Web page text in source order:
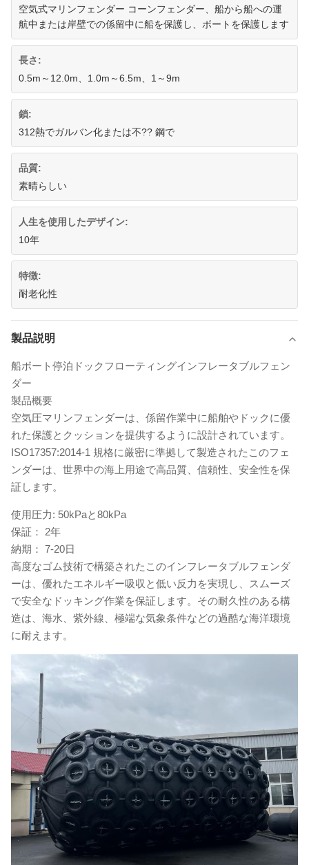
空気式マリンフェンダー コーンフェンダー、船から船への運
航中または岸壁での係留中に船を保護し、ボートを保護します
長さ:
0.5m～12.0m、1.0m～6.5m、1～9m
鎖:
312熱でガルバン化または不?? 鋼で
品質:
素晴らしい
人生を使用したデザイン:
10年
特徴:
耐老化性
製品説明
船ボート停泊ドックフローティングインフレータブルフェン
ダー
製品概要
空気圧マリンフェンダーは、係留作業中に船舶やドックに優
れた保護とクッションを提供するように設計されています。
ISO17357:2014-1 規格に厳密に準拠して製造されたこのフェ
ンダーは、世界中の海上用途で高品質、信頼性、安全性を保
証します。
使用圧力: 50kPaと80kPa
保証：
2年
納期： 7-20日
高度なゴム技術で構築されたこのインフレータブルフェンダ
ーは、優れたエネルギー吸収と低い反力を実現し、スムーズ
で安全なドッキング作業を保証します。その耐久性のある構
造は、海水、紫外線、極端な気象条件などの過酷な海洋環境
に耐えます。